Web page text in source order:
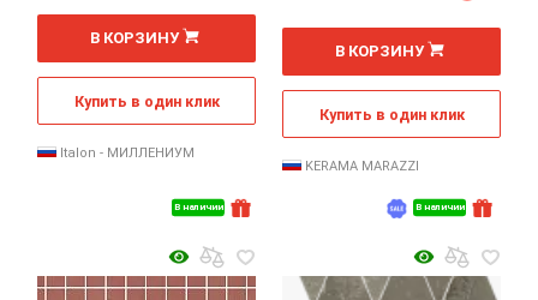
В наличии
В КОРЗИНУ
Купить в один клик
Italon - МИЛЛЕНИУМ
В наличии
м
В КОРЗИНУ
Купить в один клик
KERAMA MARAZZI